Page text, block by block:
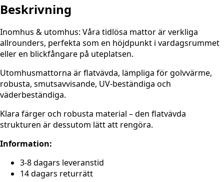
Beskrivning
Inomhus & utomhus: Våra tidlösa mattor är verkliga
allrounders, perfekta som en höjdpunkt i vardagsrummet
eller en blickfångare på uteplatsen.
Utomhusmattorna är flatvävda, lämpliga för golvvärme,
robusta, smutsavvisande, UV-beständiga och
väderbeständiga.
Klara färger och robusta material – den flatvävda
strukturen är dessutom lätt att rengöra.
Information:
3-8 dagars leveranstid
14 dagars returrätt